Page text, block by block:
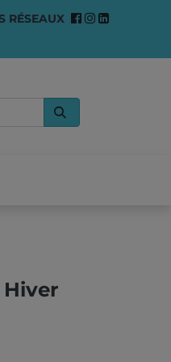
RÉSEAUX
Hiver